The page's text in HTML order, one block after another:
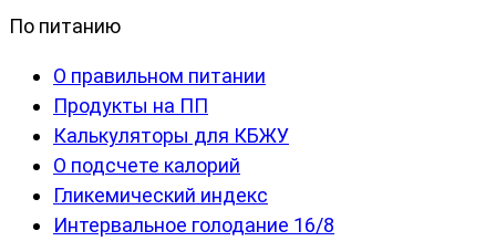
По питанию
О правильном питании
Продукты на ПП
Калькуляторы для КБЖУ
О подсчете калорий
Гликемический индекс
Интервальное голодание 16/8